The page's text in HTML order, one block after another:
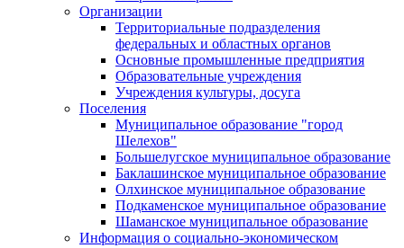
Организации
Территориальные подразделения
федеральных и областных органов
Основные промышленные предприятия
Образовательные учреждения
Учреждения культуры, досуга
Поселения
Муниципальное образование "город
Шелехов"
Большелугское муниципальное образование
Баклашинское муниципальное образование
Олхинское муниципальное образование
Подкаменское муниципальное образование
Шаманское муниципальное образование
Информация о социально-экономическом